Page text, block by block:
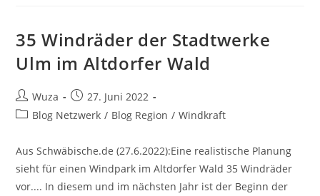
Die
Ganze
Mit“
35 Windräder der Stadtwerke
Ulm im Altdorfer Wald
Beitrags-
Autor:
Wuza
Beitrag
veröffentlicht:
27. Juni 2022
Beitrags-
Blog Netzwerk / Blog Region / Windkraft
Aus Schwäbische.de (27.6.2022):Eine realistische Planung
sieht für einen Windpark im Altdorfer Wald 35 Windräder
vor.... In diesem und im nächsten Jahr ist der Beginn der